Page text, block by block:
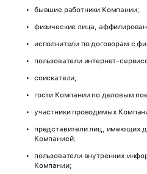
бывшие работники Компании;
физические лица,
исполнители по договорам с
пользователи интернет-
соискатели;
гости Компании по деловым
участники проводимых
представители лиц, имеющих
Компанией;
пользователи внутренних
Компании;